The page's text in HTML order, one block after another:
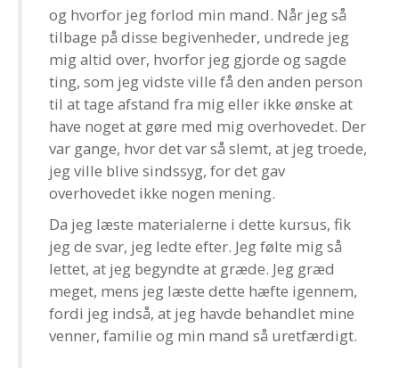
og hvorfor jeg forlod min mand. Når jeg så
tilbage på disse begivenheder, undrede jeg
mig altid over, hvorfor jeg gjorde og sagde
ting, som jeg vidste ville få den anden person
til at tage afstand fra mig eller ikke ønske at
have noget at gøre med mig overhovedet. Der
var gange, hvor det var så slemt, at jeg troede,
jeg ville blive sindssyg, for det gav
overhovedet ikke nogen mening.
Da jeg læste materialerne i dette kursus, fik
jeg de svar, jeg ledte efter. Jeg følte mig så
lettet, at jeg begyndte at græde. Jeg græd
meget, mens jeg læste dette hæfte igennem,
fordi jeg indså, at jeg havde behandlet mine
venner, familie og min mand så uretfærdigt.